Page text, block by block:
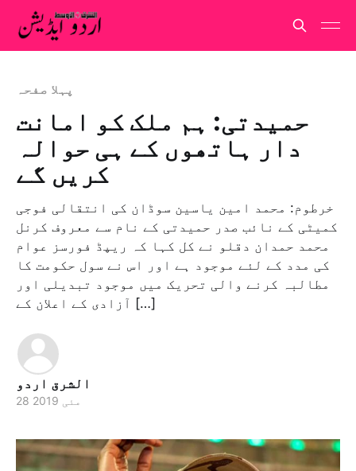
پہلا صفحہ
حمیدتی: ہم ملک کو امانت
دار ہاتھوں کے ہی حوالہ
کریں گے
خرطوم: محمد امین یاسین سوڈان کی انتقالی فوجی
کمیٹی کے نائب صدر حمیدتی کے نام سے معروف کرنل
محمد حمدان دقلو نے کل کہا کہ ریپڈ فورسز عوام
کی مدد کے لئے موجود ہے اور اس نے سول حکومت کا
مطالبہ کرنے والی تحریک میں موجود تبدیلی اور
آزادی کے اعلان کے […]
الشرق اردو
28 مئی 2019